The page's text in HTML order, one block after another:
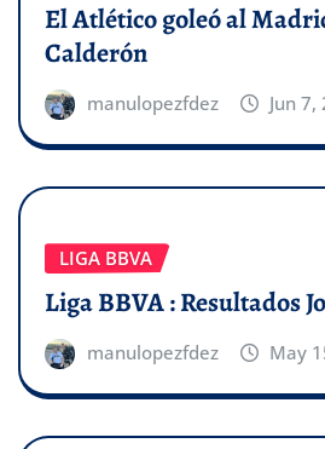
El Atlético goleó al
Calderón
manulopezfdez Jun 7,
LIGA BBVA
Liga BBVA : Resultados
manulopezfdez May